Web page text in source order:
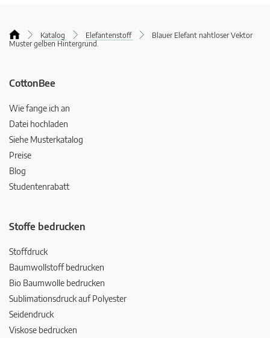
Katalog Elefantenstoff
Blauer Elefant nahtloser Vektor
Muster gelben Hintergrund.
CottonBee
Wie fange ich an
Datei hochladen
Siehe Musterkatalog
Preise
Blog
Studentenrabatt
Stoffe bedrucken
Stoffdruck
Baumwollstoff bedrucken
Bio Baumwolle bedrucken
Sublimationsdruck auf Polyester
Seidendruck
Viskose bedrucken